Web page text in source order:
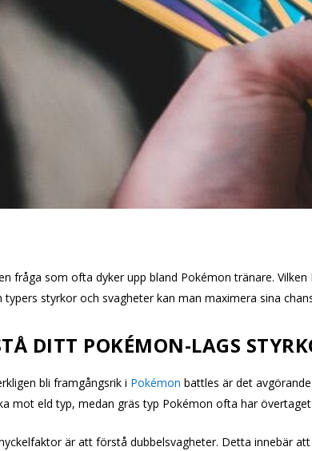
fråga som ofta dyker upp bland Pokémon tränare.
typers styrkor och svagheter kan man maximera sina
DITT POKÉMON-LAGS
bli framgångsrik i Pokémon battles är det
mot eld typ, medan gräs typ Pokémon ofta har
är att förstå dubbelsvagheter. Detta innebär